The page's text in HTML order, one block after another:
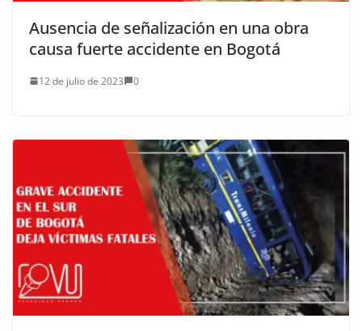
Ausencia de señalización en una obra
causa fuerte accidente en Bogotá
12 de julio de 2023 0